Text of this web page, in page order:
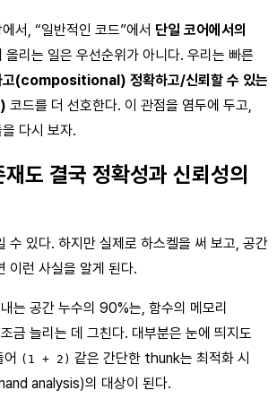
서, “일반적인 코드”에서 단일 코어에서의
올리는 일은 우선순위가 아니다. 우리는 빠른
고(compositional) 정확하고/신뢰할 수 있는
코드를 더 선호한다. 이 관점을 염두에 두고,
다시 보자.
도 결국 정확성과 신뢰성의
수 있다. 하지만 실제로 하스켈을 써 보고, 공간
이런 사실을 알게 된다.
는 공간 누수의 90%는, 함수의 메모리
금 늘리는 데 그친다. 대부분은 눈에 띄지도
(1 + 2) 같은 간단한 thunk는 최적화 시
analysis)의 대상이 된다.